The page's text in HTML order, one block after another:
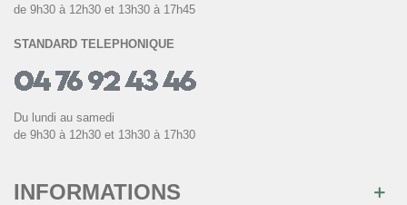
de 9h30 à 12h30 et 13h30 à 17h45
STANDARD TELEPHONIQUE
Du lundi au samedi
de 9h30 à 12h30 et 13h30 à 17h30
INFORMATIONS